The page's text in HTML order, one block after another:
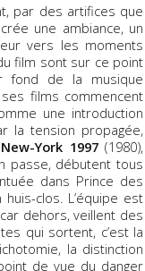
par des artifices que
une ambiance, un
vers les moments
film sont sur ce point
fond de la musique
films commencent
une introduction
la tension propagée,
New-York 1997(1980),
passe, débutent tous
dans Prince des
clos. L’équipe est
dehors, veillent des
qui sortent, c’est la
la distinction
de vue du danger